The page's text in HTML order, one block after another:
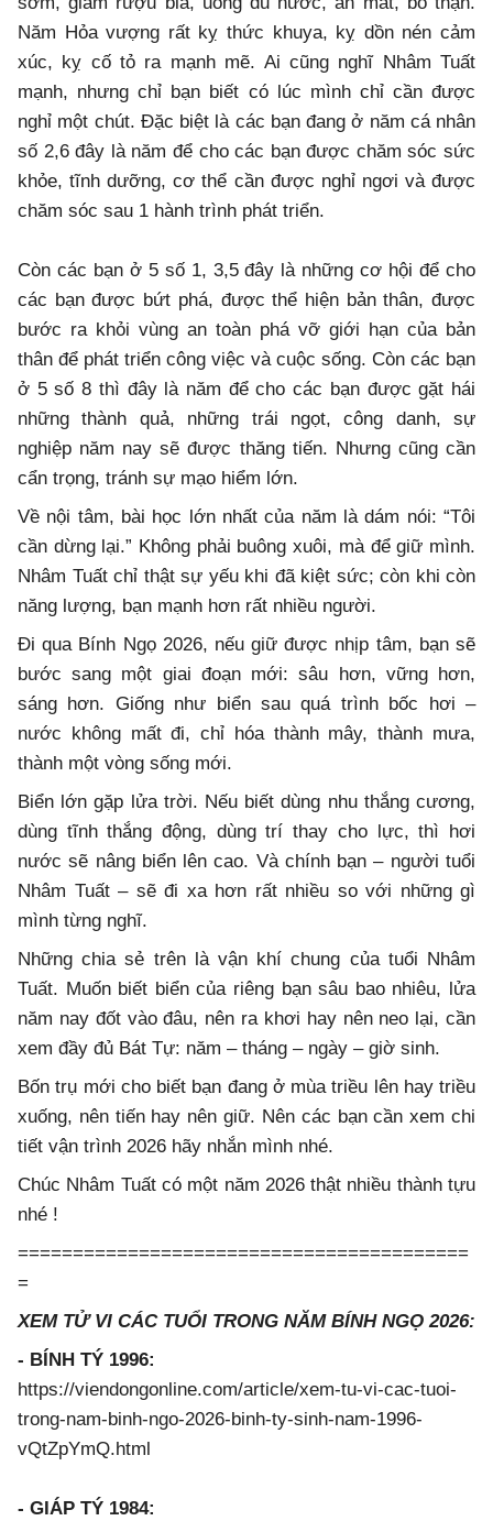
Năm Hỏa vượng rất kỵ thức khuya, kỵ dồn nén cảm
xúc, kỵ cố tỏ ra mạnh mẽ. Ai cũng nghĩ Nhâm Tuất
mạnh, nhưng chỉ bạn biết có lúc mình chỉ cần được
nghỉ một chút. Đặc biệt là các bạn đang ở năm cá nhân
số 2,6 đây là năm để cho các bạn được chăm sóc sức
khỏe, tĩnh dưỡng, cơ thể cần được nghỉ ngơi và được
chăm sóc sau 1 hành trình phát triển.
Còn các bạn ở 5 số 1, 3,5 đây là những cơ hội để cho
các bạn được bứt phá, được thể hiện bản thân, được
bước ra khỏi vùng an toàn phá vỡ giới hạn của bản
thân để phát triển công việc và cuộc sống. Còn các bạn
ở 5 số 8 thì đây là năm để cho các bạn được gặt hái
những thành quả, những trái ngọt, công danh, sự
nghiệp năm nay sẽ được thăng tiến. Nhưng cũng cần
cẩn trọng, tránh sự mạo hiểm lớn.
Về nội tâm, bài học lớn nhất của năm là dám nói: “Tôi
cần dừng lại.” Không phải buông xuôi, mà để giữ mình.
Nhâm Tuất chỉ thật sự yếu khi đã kiệt sức; còn khi còn
năng lượng, bạn mạnh hơn rất nhiều người.
Đi qua Bính Ngọ 2026, nếu giữ được nhịp tâm, bạn sẽ
bước sang một giai đoạn mới: sâu hơn, vững hơn,
sáng hơn. Giống như biển sau quá trình bốc hơi –
nước không mất đi, chỉ hóa thành mây, thành mưa,
thành một vòng sống mới.
Biển lớn gặp lửa trời. Nếu biết dùng nhu thắng cương,
dùng tĩnh thắng động, dùng trí thay cho lực, thì hơi
nước sẽ nâng biển lên cao. Và chính bạn – người tuổi
Nhâm Tuất – sẽ đi xa hơn rất nhiều so với những gì
mình từng nghĩ.
Những chia sẻ trên là vận khí chung của tuổi Nhâm
Tuất. Muốn biết biển của riêng bạn sâu bao nhiêu, lửa
năm nay đốt vào đâu, nên ra khơi hay nên neo lại, cần
xem đầy đủ Bát Tự: năm – tháng – ngày – giờ sinh.
Bốn trụ mới cho biết bạn đang ở mùa triều lên hay triều
xuống, nên tiến hay nên giữ. Nên các bạn cần xem chi
tiết vận trình 2026 hãy nhắn mình nhé.
Chúc Nhâm Tuất có một năm 2026 thật nhiều thành tựu
nhé !
=========================================
=
XEM TỬ VI CÁC TUỔI TRONG NĂM BÍNH NGỌ 2026:
- BÍNH TÝ 1996:
https://viendongonline.com/article/xem-tu-vi-cac-tuoi-
trong-nam-binh-ngo-2026-binh-ty-sinh-nam-1996-
vQtZpYmQ.html
- GIÁP TÝ 1984: